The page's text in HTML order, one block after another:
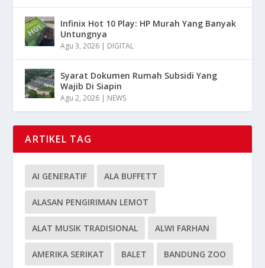
Infinix Hot 10 Play: HP Murah Yang Banyak
Untungnya
Agu 3, 2026 | DIGITAL
Syarat Dokumen Rumah Subsidi Yang
Wajib Di Siapin
Agu 2, 2026 | NEWS
ARTIKEL TAG
AI GENERATIF ALA BUFFETT
ALASAN PENGIRIMAN LEMOT
ALAT MUSIK TRADISIONAL ALWI FARHAN
AMERIKA SERIKAT BALET BANDUNG ZOO